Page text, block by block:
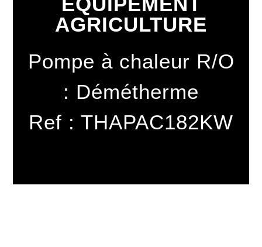
AGRICULTURE
Pompe à chaleur R/O
: Démétherme
Ref : THAPAC182KW